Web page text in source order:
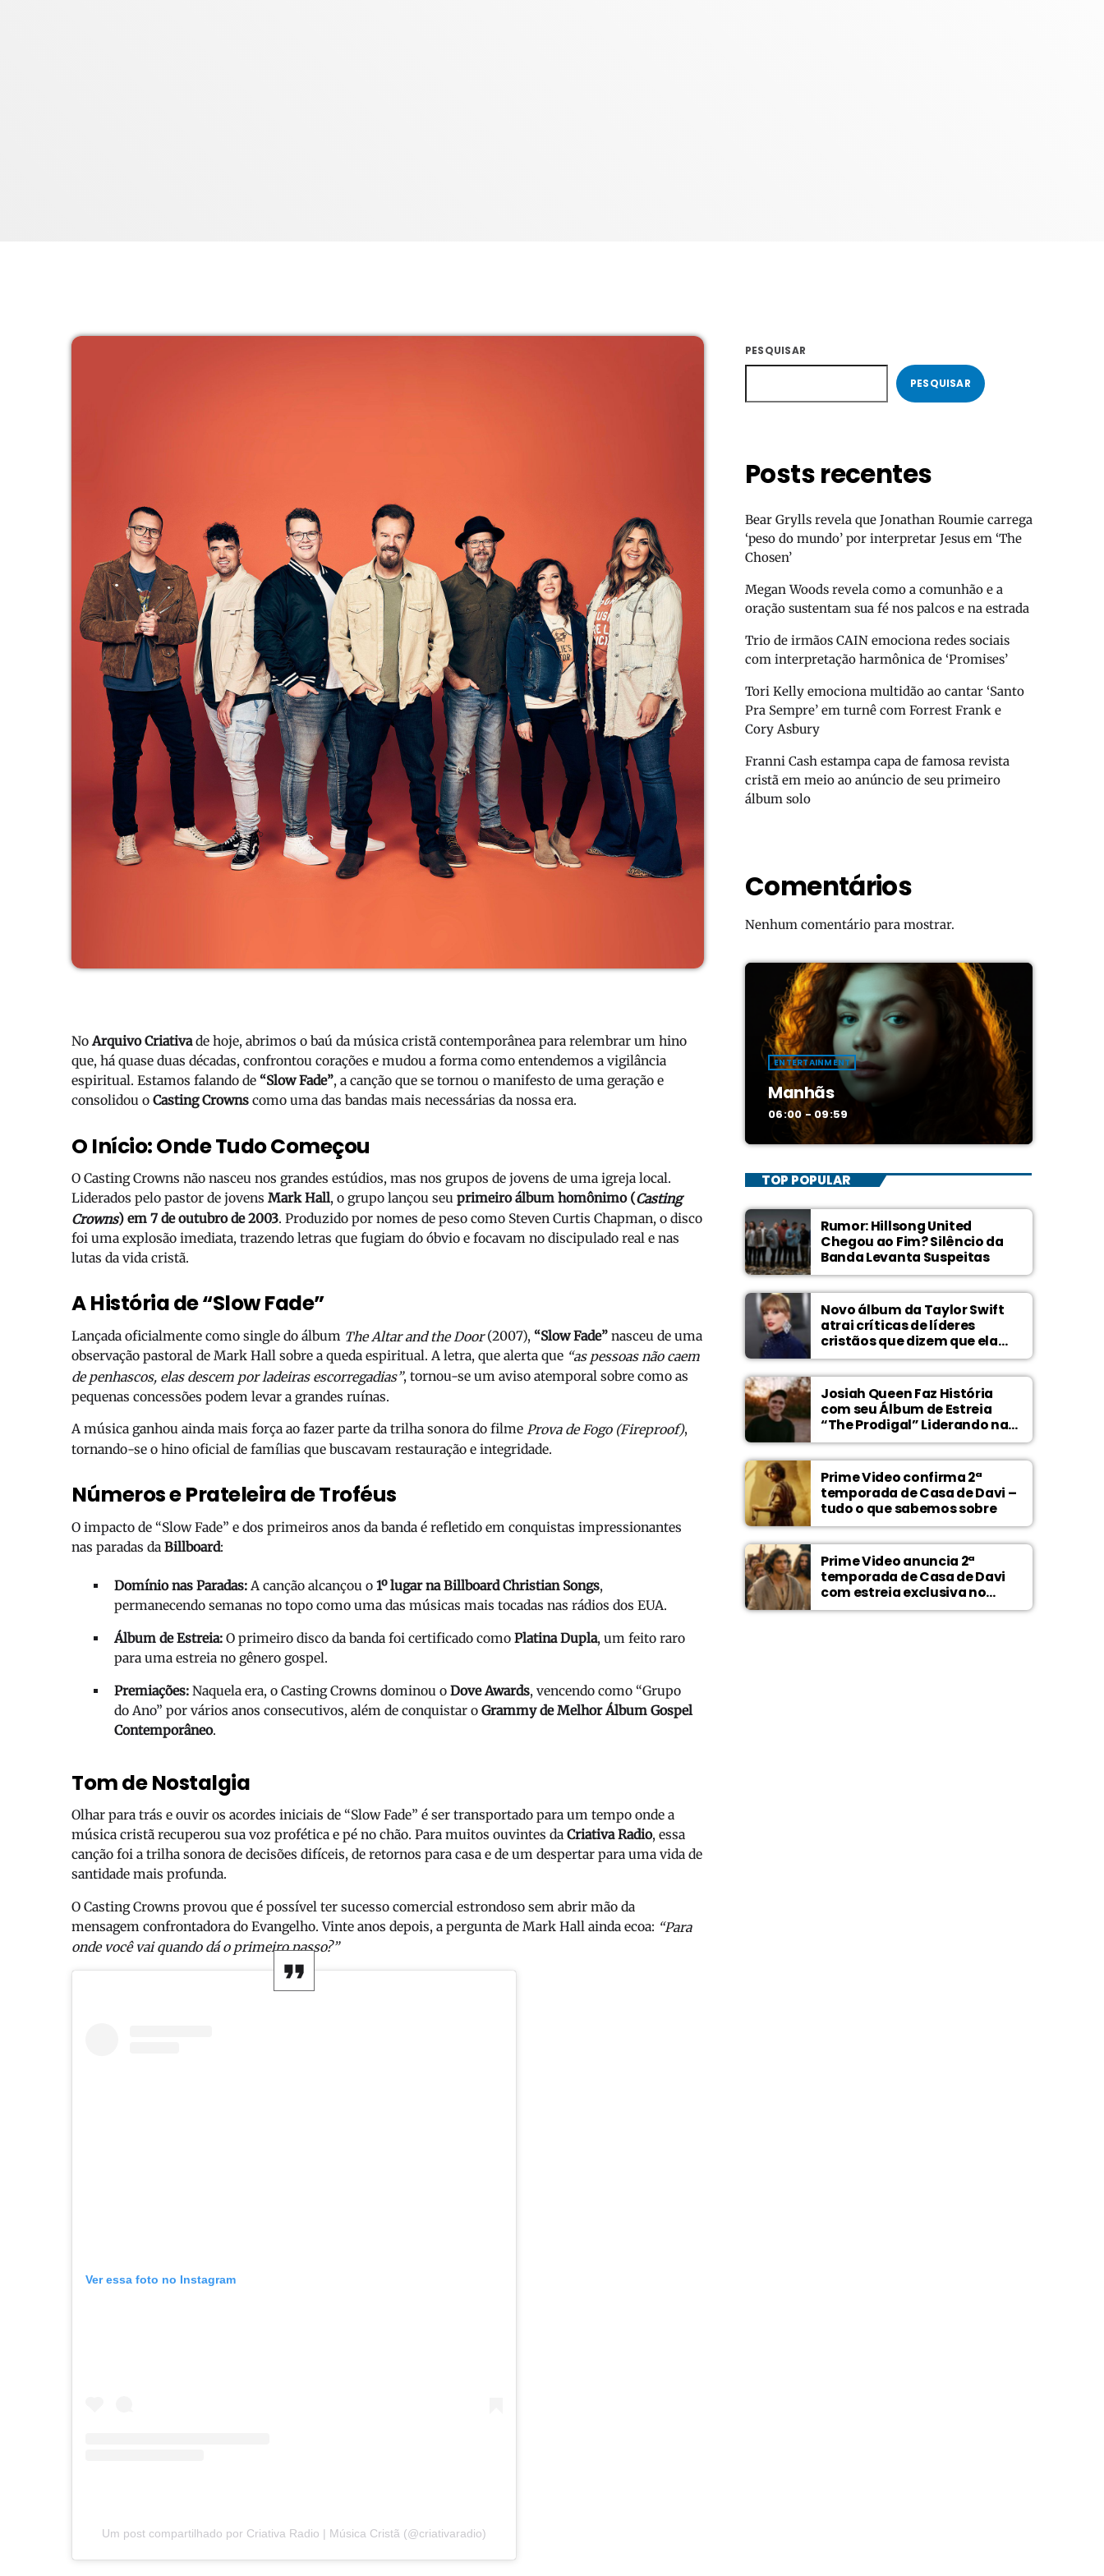
NoArquivo Criativade hoje, abrimos o baú da música cristã contemporânea para relembrar um hino
que, há quase duas décadas, confrontou corações e mudou a forma como entendemos a vigilância
espiritual. Estamos falando de “Slow Fade”, a canção que se tornou o manifesto de uma geração e
consolidou o Casting Crowns como uma das bandas mais necessárias da nossa era.
O Início: Onde Tudo Começou
O Casting Crowns não nasceu nos grandes estúdios, mas nos grupos de jovens de uma igreja local.
Liderados pelo pastor de jovens Mark Hall, o grupo lançou seu primeiro álbum homônimo (Casting
Crowns) em 7 de outubro de 2003. Produzido por nomes de peso como Steven Curtis Chapman, o disco
foi uma explosão imediata, trazendo letras que fugiam do óbvio e focavam no discipulado real e nas
lutas da vida cristã.
A História de “Slow Fade”
Lançada oficialmente como single do álbum The Altar and the Door(2007), “Slow Fade” nasceu de uma
observação pastoral de Mark Hall sobre a queda espiritual. A letra, que alerta que “as pessoas não caem
de penhascos, elas descem por ladeiras escorregadias”, tornou-se um aviso atemporal sobre como as
pequenas concessões podem levar a grandes ruínas.
A música ganhou ainda mais força ao fazer parte da trilha sonora do filme Prova de Fogo (Fireproof),
tornando-se o hino oficial de famílias que buscavam restauração e integridade.
Números e Prateleira de Troféus
O impacto de “Slow Fade” e dos primeiros anos da banda é refletido em conquistas impressionantes
nas paradas da Billboard:
Domínio nas Paradas: A canção alcançou o1º lugar na Billboard Christian Songs,
permanecendo semanas no topo como uma das músicas mais tocadas nas rádios dos EUA.
Álbum de Estreia: O primeiro disco da banda foi certificado comoPlatina Dupla, um feito raro
para uma estreia no gênero gospel.
Premiações: Naquela era, o Casting Crowns dominou oDove Awards, vencendo como “Grupo
do Ano” por vários anos consecutivos, além de conquistar oGrammy de Melhor Álbum Gospel
Contemporâneo.
Tom de Nostalgia
Olhar para trás e ouvir os acordes iniciais de “Slow Fade” é ser transportado para um tempo onde a
música cristã recuperou sua voz profética e pé no chão. Para muitos ouvintes da Criativa Radio, essa
canção foi a trilha sonora de decisões difíceis, de retornos para casa e de um despertar para uma vida de
santidade mais profunda.
O Casting Crowns provou que é possível ter sucesso comercial estrondoso sem abrir mão da
mensagem confrontadora do Evangelho. Vinte anos depois, a pergunta de Mark Hall ainda ecoa: “Para
onde você vai quando dá o primeiro passo?”
Ver essa foto no Instagram
Um post compartilhado por Criativa Radio | Música Cristã (@criativaradio)
PESQUISAR
PESQUISAR
Posts recentes
Bear Grylls revela que Jonathan Roumie carrega
‘peso do mundo’ por interpretar Jesus em ‘The
Chosen’
Megan Woods revela como a comunhão e a
oração sustentam sua fé nos palcos e na estrada
Trio de irmãos CAIN emociona redes sociais
com interpretação harmônica de ‘Promises’
Tori Kelly emociona multidão ao cantar ‘Santo
Pra Sempre’ em turnê com Forrest Frank e
Cory Asbury
Franni Cash estampa capa de famosa revista
cristã em meio ao anúncio de seu primeiro
álbum solo
Comentários
Nenhum comentário para mostrar.
ENTERTAINMENT
Manhãs
06:00 - 09:59
TOP POPULAR
Rumor: Hillsong United
Chegou ao Fim? Silêncio da
Banda Levanta Suspeitas
Novo álbum da Taylor Swift
atrai críticas de líderes
cristãos que dizem que ela
zomba de Deus
Josiah Queen Faz História
com seu Álbum de Estreia
“The Prodigal” Liderando na
Billboard
Prime Video confirma 2ª
temporada de Casa de Davi –
tudo o que sabemos sobre
Prime Video anuncia 2ª
temporada de Casa de Davi
com estreia exclusiva no
Wonder Project